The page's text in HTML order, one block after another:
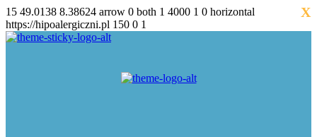
15 49.0138 8.38624 arrow 0 both 1 4000 1 0 horizontal
https://hipoalergiczni.pl 150 0 1
X